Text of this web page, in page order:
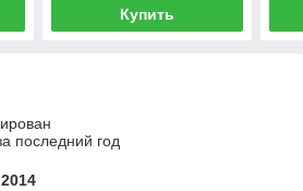
Купить
последний год